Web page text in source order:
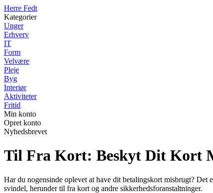
Herre Fedt
Kategorier
Unger
Erhverv
IT
Form
Velvære
Pleje
Byg
Interiør
Aktiviteter
Fritid
Min konto
Opret konto
Nyhedsbrevet
Til Fra Kort: Beskyt Dit Kort
Har du nogensinde oplevet at have dit betalingskort misbrugt?
svindel, herunder til fra kort og andre sikkerhedsforanstaltninger.